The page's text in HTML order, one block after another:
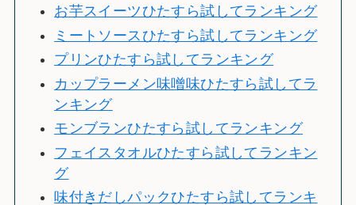
お芋スイーツひたすら試してランキング
ミートソースひたすら試してランキング
プリンひたすら試してランキング
カップラーメン味噌味ひたすら試してラ
ンキング
モンブランひたすら試してランキング
フェイスタオルひたすら試してランキン
グ
味付きだしパックひたすら試してランキ